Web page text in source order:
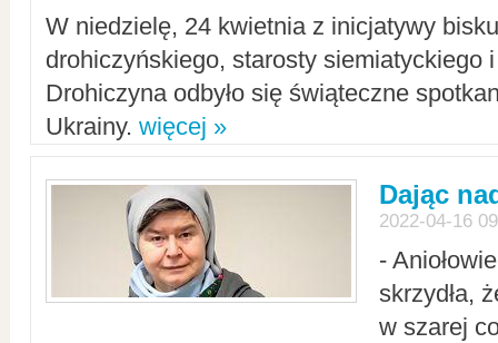
W niedzielę, 24 kwietnia z inicjatywy
drohiczyńskiego, starosty siemiatyckiego
Drohiczyna odbyło się świąteczne
Ukrainy. więcej »
Dając
2022-04-16
-
skrzydła,
w szarej